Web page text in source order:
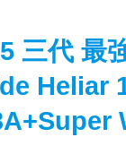
三代 最
Heliar